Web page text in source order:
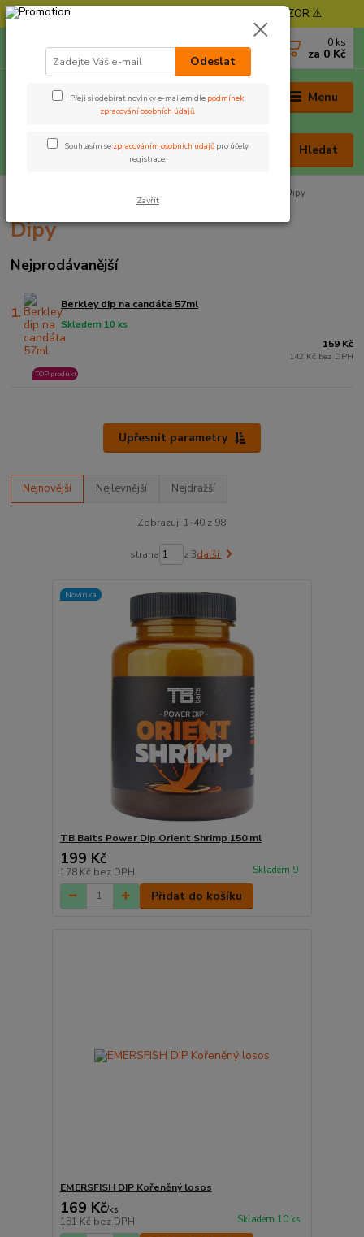
⚠️ POZOR - Objednávky expedujeme od 11. 8. - POZOR ⚠️
Menu
Hledat
0 ks
za 0 Kč
Dipy
Dipy
Nejprodávanější
1. Berkley dip na candáta 57ml
Skladem 10 ks
TOP produkt
159 Kč
142 Kč bez DPH
Upřesnit parametry
Nejnovější Nejlevnější Nejdražší
Zobrazuji 1-40 z 98
strana z 3další
Novinka
TB Baits Power Dip Orient Shrimp 150 ml
199 Kč
178 Kč bez DPH Skladem 9
Přidat do košíku
EMERSFISH DIP Kořeněný losos
169 Kč/ks
151 Kč bez DPH Skladem 10 ks
Odeslat
Přeji si odebírat novinky e-mailem dle podmínek
zpracování osobních údajů.
Souhlasím se zpracováním osobních údajů pro účely
registrace.
Zavřít